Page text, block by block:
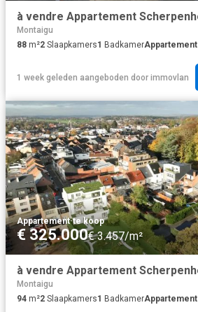
Montaigu
88 m²2 Slaapkamers1 BadkamerAppartement
1 week geleden aangeboden door immovlan
Appartement·te koop
€ 325.000€ 3.457/m²
Montaigu
94 m²2 Slaapkamers1 BadkamerAppartement